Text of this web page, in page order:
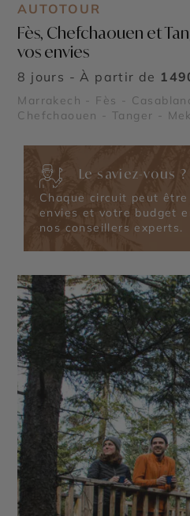
AUTOTOUR
Fès, Chefchaouen et
vos envies
8 jours - À partir de
Marrakech - Fès -
Chefchaouen - Tanger -
Le saviez-vous ?
Chaque circuit peut
envies et votre budget
nos conseillers experts.